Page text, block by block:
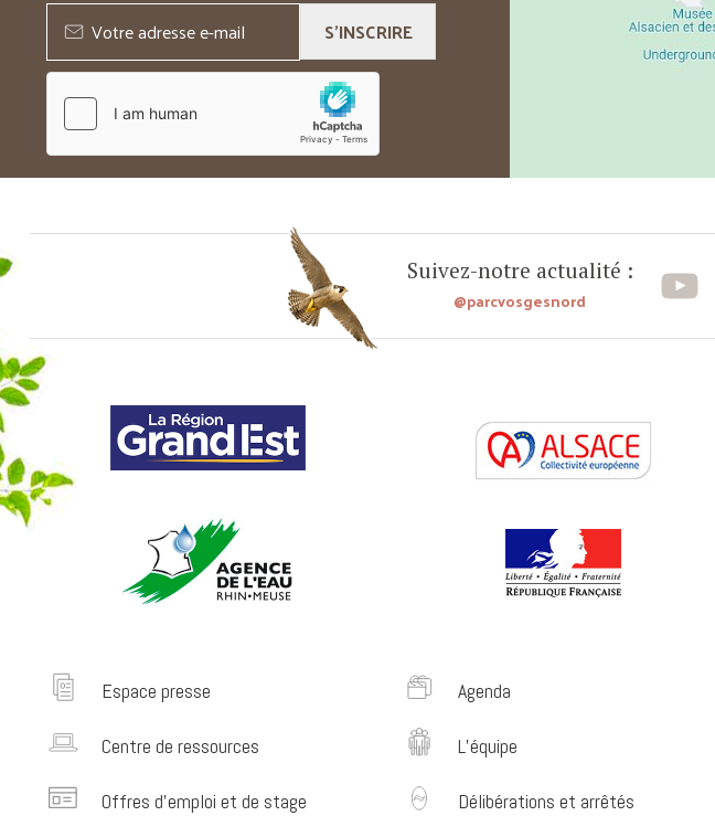
S'INSCRIRE
Suivez-notre actualité :
@parcvosgesnord
Espace presse
Centre de ressources
Offres d’emploi et de stage
Agenda
L’équipe
Délibérations et arrêtés